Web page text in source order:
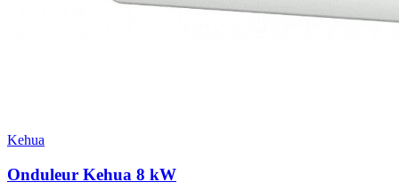
Kehua
Onduleur Kehua 8 kW